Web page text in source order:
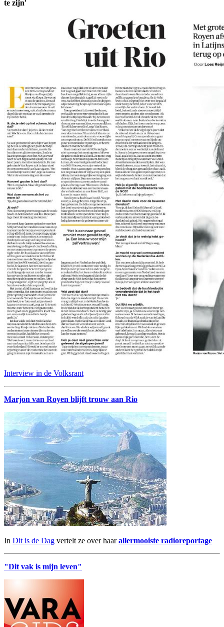
te zijn'
Interview in de Volksrant
Marjon van Royen blijft trouw aan Rio
In Dit is de Dag vertelt ze over haarallermooiste radioreportage
"Dit vak is mijn leven"